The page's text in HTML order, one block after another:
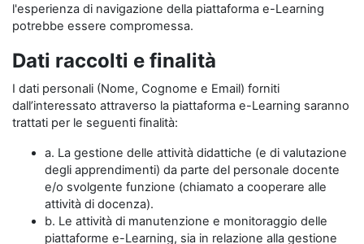
l'esperienza di navigazione della piattaforma e-Learning
potrebbe essere compromessa.
Dati raccolti e finalità
I dati personali (Nome, Cognome e Email) forniti
dall’interessato attraverso la piattaforma e-Learning saranno
trattati per le seguenti finalità:
a. La gestione delle attività didattiche (e di valutazione
degli apprendimenti) da parte del personale docente
e/o svolgente funzione (chiamato a cooperare alle
attività di docenza).
b. Le attività di manutenzione e monitoraggio delle
piattaforme e-Learning, sia in relazione alla gestione